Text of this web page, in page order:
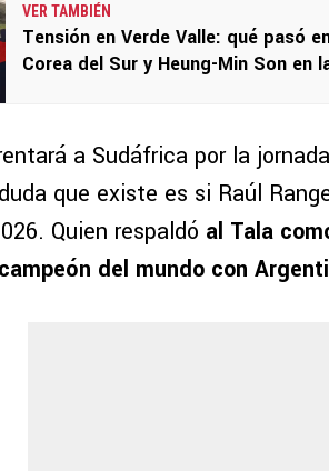
VER TAMBIÉN
Tensión en Verde Valle: qué pasó
Corea del Sur y Heung-Min Son en
a Sudáfrica por la
que existe es si Raúl
Quien respaldó al Tala
del mundo con